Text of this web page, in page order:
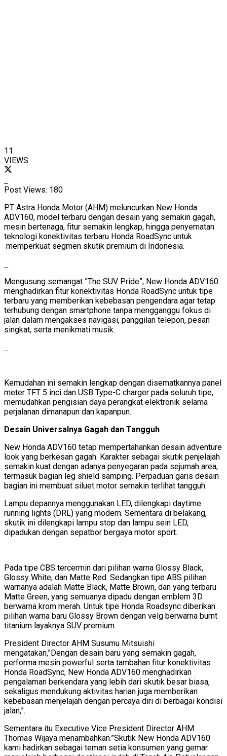
11
VIEWS
Post Views: 180
PT Astra Honda Motor (AHM) meluncurkan New Honda
ADV160, model terbaru dengan desain yang semakin gagah,
mesin bertenaga, fitur semakin lengkap, hingga penyematan
teknologi konektivitas terbaru Honda RoadSync untuk
memperkuat segmen skutik premium di Indonesia.
Mengusung semangat ”The SUV Pride”, New Honda ADV160
menghadirkan fitur konektivitas Honda RoadSync untuk tipe
terbaru yang memberikan kebebasan pengendara agar tetap
terhubung dengan smartphone tanpa mengganggu fokus di
jalan dalam mengakses navigasi, panggilan telepon, pesan
singkat, serta menikmati musik.
Kemudahan ini semakin lengkap dengan disematkannya panel
meter TFT 5 inci dan USB Type-C charger pada seluruh tipe,
memudahkan pengisian daya perangkat elektronik selama
perjalanan dimanapun dan kapanpun.
Desain Universalnya Gagah dan Tangguh
New Honda ADV160 tetap mempertahankan desain adventure
look yang berkesan gagah. Karakter sebagai skutik penjelajah
semakin kuat dengan adanya penyegaran pada sejumah area,
termasuk bagian leg shield samping. Perpaduan garis desain
bagian ini membuat siluet motor semakin terlihat tangguh.
Lampu depannya menggunakan LED, dilengkapi daytime
running lights (DRL) yang modern. Sementara di belakang,
skutik ini dilengkapi lampu stop dan lampu sein LED,
dipadukan dengan sepatbor bergaya motor sport.
Pada tipe CBS tercermin dari pilihan warna Glossy Black,
Glossy White, dan Matte Red. Sedangkan tipe ABS pilihan
warnanya adalah Matte Black, Matte Brown, dan yang terbaru
Matte Green, yang semuanya dipadu dengan emblem 3D
berwarna krom merah. Untuk tipe Honda Roadsync diberikan
pilihan warna baru Glossy Brown dengan velg berwarna burnt
titanium layaknya SUV premium.
President Director AHM Susumu Mitsuishi
mengatakan,”Dengan desain baru yang semakin gagah,
performa mesin powerful serta tambahan fitur konektivitas
Honda RoadSync, New Honda ADV160 menghadirkan
pengalaman berkendara yang lebih dari skutik besar biasa,
sekaligus mendukung aktivitas harian juga memberikan
kebebasan menjelajah dengan percaya diri di berbagai kondisi
jalan,”.
Sementara itu Executive Vice President Director AHM
Thomas Wijaya menambahkan.”Skutik New Honda ADV160
kami hadirkan sebagai teman setia konsumen yang gemar